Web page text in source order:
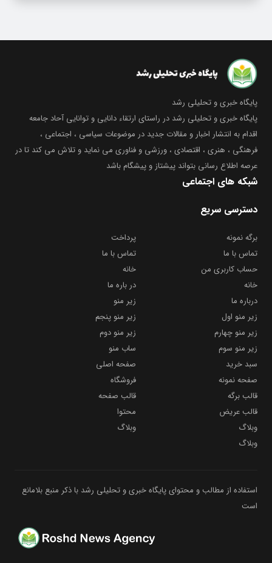
پایگاه خبری و تحلیلی رشد
پایگاه خبری و تحلیلی رشد در راستای ارتقاء دانایی و توانایی آحاد جامعه
اقدام به انتشار اخبار و مقالات جدید در موضوعات سیاسی ، اجتماعی ،
فرهنگی ، هنری ، اقتصادی ، ورزشی و فناوری می نماید و تلاش می کند تا در
عرصه اطلاع رسانی بتواند پیشتاز و پیشگام باشد
شبکه های اجتماعی
دسترسی سریع
برگه نمونه
پرداخت
تماس با ما
تماس با ما
حساب کاربری من
خانه
خانه
در باره ما
درباره ما
زیر منو
زیر منو اول
زیر منو پنجم
زیر منو چهارم
زیر منو دوم
زیر منو سوم
ساب منو
سبد خرید
صفحه اصلی
صفحه نمونه
فروشگاه
قالب برگه
قالب صفحه
قالب عریض
محتوا
وبلاگ
وبلاگ
وبلاگ
استفاده از مطالب و محتوای پایگاه خبری و تحلیلی رشد با ذکر منبع بلامانع
است